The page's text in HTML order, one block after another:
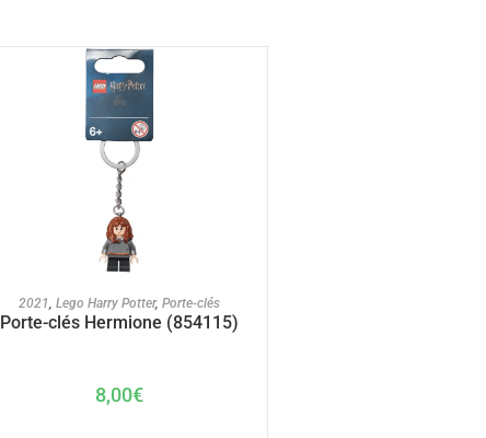
AJOUTER AU PANIER
2021 Lego Harry Potter, Porte-clés
Porte-clés Hermione (854115)
8,00€